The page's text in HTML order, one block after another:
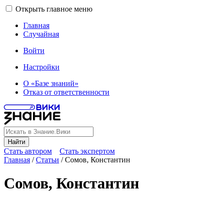
Открыть главное меню
Главная
Случайная
Войти
Настройки
О «Базе знаний»
Отказ от ответственности
Найти
Стать автором
Стать экспертом
Главная /Статьи /Сомов, Константин
Сомов, Константин